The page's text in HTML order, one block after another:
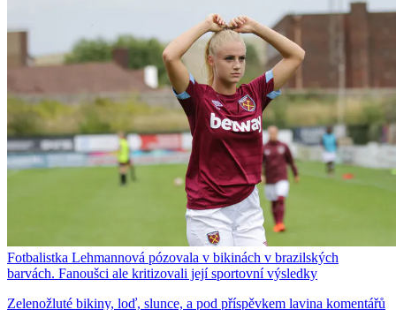
Fotbalistka Lehmannová pózovala v bikinách v brazilských
barvách. Fanoušci ale kritizovali její sportovní výsledky
Zelenožluté bikiny, loď, slunce, a pod příspěvkem lavina komentářů